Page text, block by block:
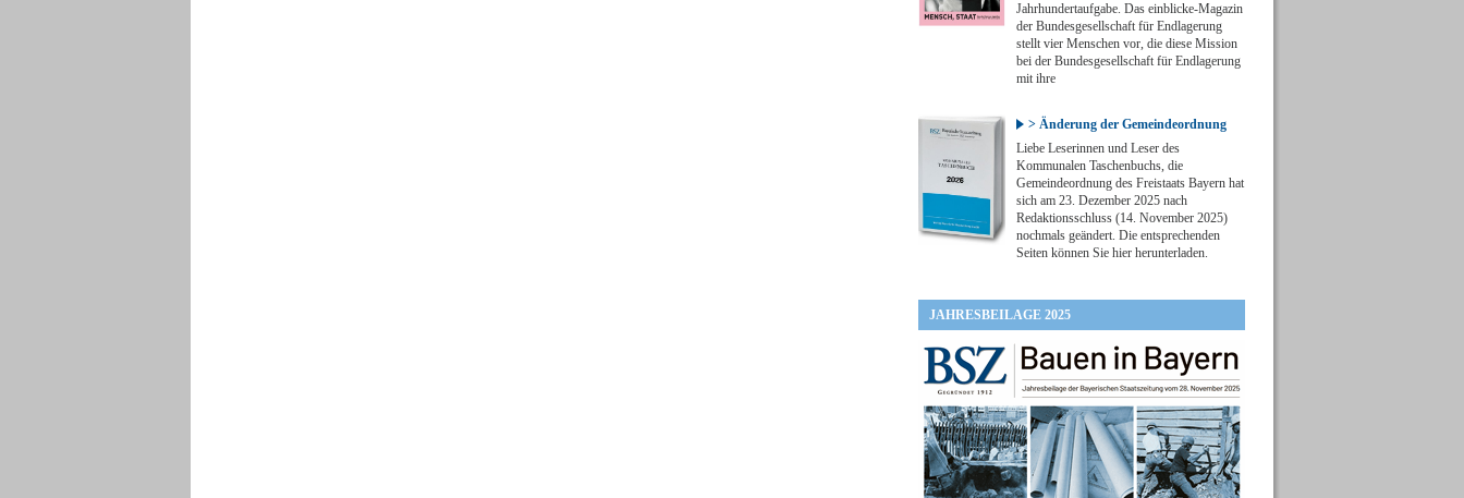
Jahrhundertaufgabe. Das einblicke-Magazin
der Bundesgesellschaft für Endlagerung
stellt vier Menschen vor, die diese Mission
bei der Bundesgesellschaft für Endlagerung
mit ihre
> Änderung der Gemeindeordnung
Liebe Leserinnen und Leser des
Kommunalen Taschenbuchs, die
Gemeindeordnung des Freistaats Bayern hat
sich am 23. Dezember 2025 nach
Redaktionsschluss (14. November 2025)
nochmals geändert. Die entsprechenden
Seiten können Sie hier herunterladen.
JAHRESBEILAGE 2025